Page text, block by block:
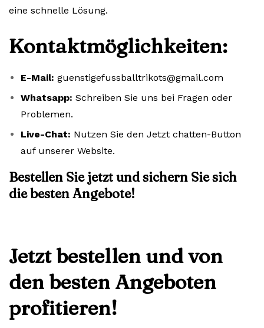
eine schnelle Lösung.
Kontaktmöglichkeiten:
E-Mail: guenstigefussballtrikots@gmail.com
Whatsapp: Schreiben Sie uns bei Fragen oder
Problemen.
Live-Chat: Nutzen Sie den Jetzt chatten-Button
auf unserer Website.
Bestellen Sie jetzt und sichern Sie sich
die besten Angebote!
Jetzt bestellen und von
den besten Angeboten
profitieren!